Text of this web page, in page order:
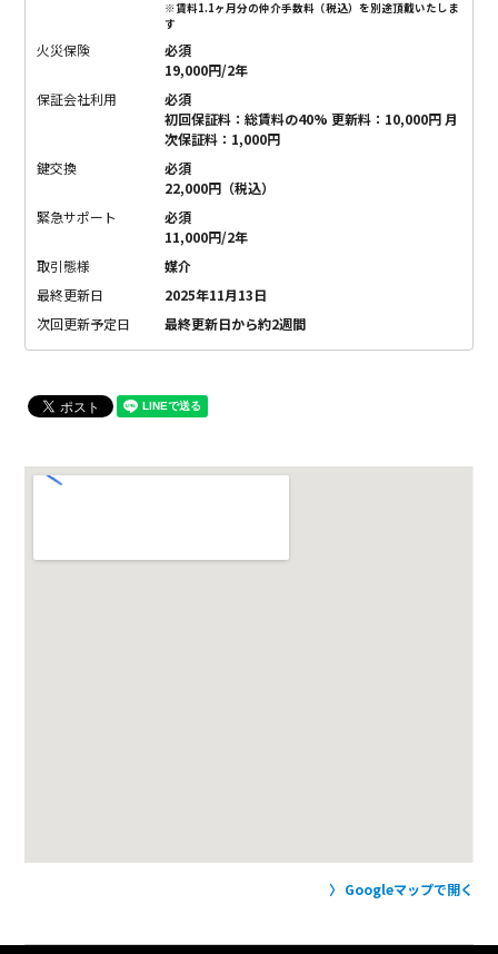
※賃料1.1ヶ月分の仲介手数料（税込）を別途頂戴いたしま
す
火災保険
必須
19,000円/2年
保証会社利用
必須
初回保証料：総賃料の40% 更新料：10,000円 月
次保証料：1,000円
鍵交換
必須
22,000円（税込）
緊急サポート
必須
11,000円/2年
取引態様
媒介
最終更新日
2025年11月13日
次回更新予定日
最終更新日から約2週間
Googleマップで開く